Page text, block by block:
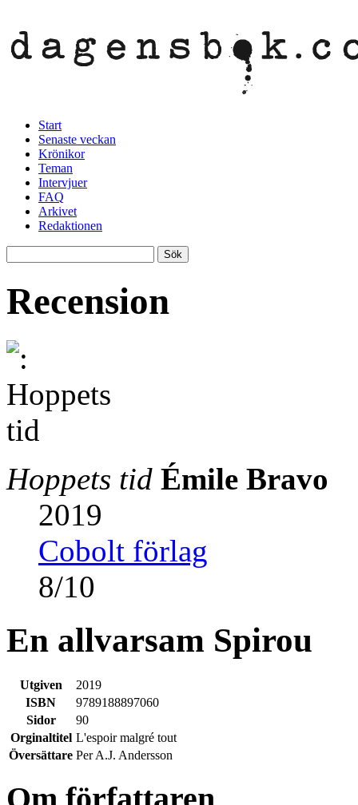
Start
Senaste veckan
Krönikor
Teman
Intervjuer
FAQ
Arkivet
Redaktionen
Recension
Hoppets tid Émile Bravo
2019
Cobolt förlag
8/10
En allvarsam Spirou
Utgiven
2019
ISBN
9789188897060
Sidor
90
Orginaltitel L'espoir malgré tout
Översättare Per A.J. Andersson